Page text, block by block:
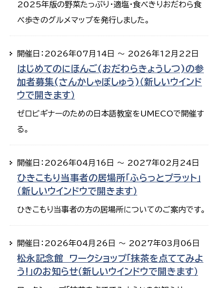
2025年版の野菜たっぷり・適塩・食べきりおだわら食
べ歩きのグルメマップを発行しました。
開催日：2026年07月14日 ～ 2026年12月22日
はじめてのにほんご(おだわらきょうしつ)の参
加者募集(さんかしゃぼしゅう)（新しいウインド
ウで開きます）
ゼロビギナーのための日本語教室をUMECOで開催す
る。
開催日：2026年04月16日 ～ 2027年02月24日
ひきこもり当事者の居場所「ふらっとプラット」
（新しいウインドウで開きます）
ひきこもり当事者の方の居場所についてのご案内です。
開催日：2026年04月26日 ～ 2027年03月06日
松永記念館 ワークショップ「抹茶を点ててみよ
う!」のお知らせ（新しいウインドウで開きます）